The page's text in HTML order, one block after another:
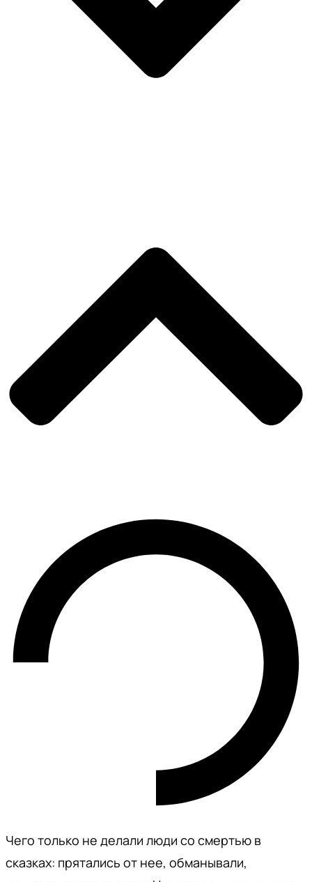
Чего только не делали люди со смертью в
сказках: прятались от нее, обманывали,